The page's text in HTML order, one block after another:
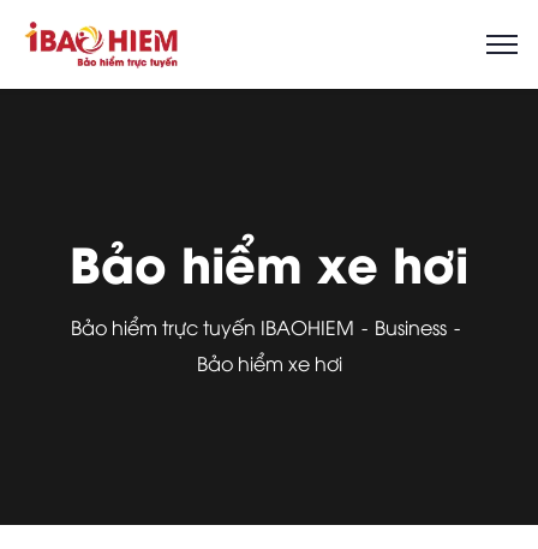
Bảo hiểm xe hơi
Bảo hiểm trực tuyến IBAOHIEM
Business
Bảo hiểm xe hơi